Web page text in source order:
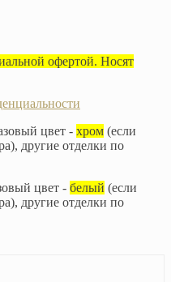
офертой. Носят
цвет - хром (если
другие отделки по
цвет - белый (если
другие отделки по